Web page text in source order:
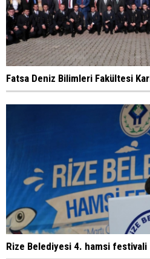
Fatsa Deniz Bilimleri Fakültesi
Rize Belediyesi 4. hamsi festivali